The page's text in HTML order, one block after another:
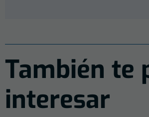
También te
interesar